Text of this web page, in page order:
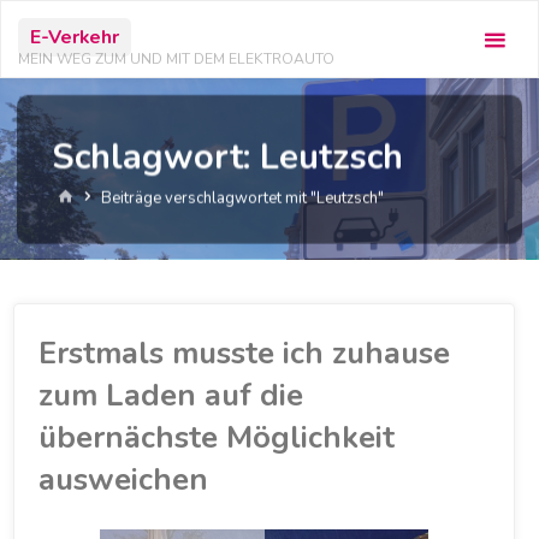
Inhalt
springen
E-Verkehr
MEIN WEG ZUM UND MIT DEM ELEKTROAUTO
Schlagwort: Leutzsch
StartBeiträge verschlagwortet mit "Leutzsch"
Erstmals musste ich zuhause
zum Laden auf die
übernächste Möglichkeit
ausweichen